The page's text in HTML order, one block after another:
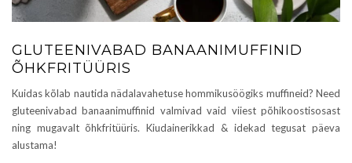
GLUTEENIVABAD BANAANIMUFFINID
ÕHKFRITÜÜRIS
Kuidas kõlab nautida nädalavahetuse hommikusöögiks muffineid? Need
gluteenivabad banaanimuffinid valmivad vaid viiest põhikoostisosast
ning mugavalt õhkfritüüris. Kiudainerikkad & idekad tegusat päeva
alustama!